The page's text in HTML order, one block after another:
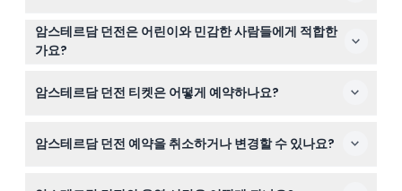
암스테르담의 어두운 역사를 80분 동안 몰입형으로 체험할
수 있으며, 7개의 라이브 연극 쇼, 특수 효과, 깜짝 놀람 요
소, 인터랙티브 배우들이 함께 합니다. 번쩍이는 조명, 스트
암스테르담 던전은 어린이와 민감한 사람들에게 적합한
가요?
며, 16세 미만 어린이는 반드시 유료 성인과 동반해야 합니
암스테르담 던전 티켓은 어떻게 예약하나요?
있으며, 이용 가능 여부를 확인하고 원하는 날짜와 시간을
암스테르담 던전 예약을 취소하거나 변경할 수 있나요?